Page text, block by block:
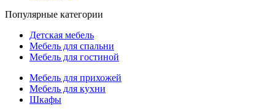
Популярные категории
Детская мебель
Мебель для спальни
Мебель для гостиной
Мебель для прихожей
Мебель для кухни
Шкафы